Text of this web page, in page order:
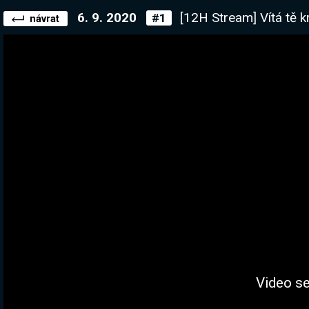
návrat 6. 9. 2020 #1 [12H Stream] Vítá tě král. Jdeme si pro
Video